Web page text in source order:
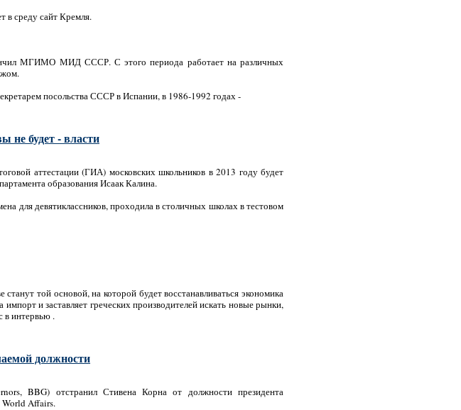
в среду сайт Кремля.
МГИМО МИД СССР. С этого периода работает на различных
посольства СССР в Испании, в 1986-1992 годах -
не будет - власти
аттестации (ГИА) московских школьников в 2013 году будет
образования Исаак Калина.
для девятиклассников, проходила в столичных школах в тестовом
той основой, на которой будет восстанавливаться экономика
и заставляет греческих производителей искать новые рынки,
в интервью .
должности
BBG) отстранил Стивена Корна от должности президента
World Affairs.